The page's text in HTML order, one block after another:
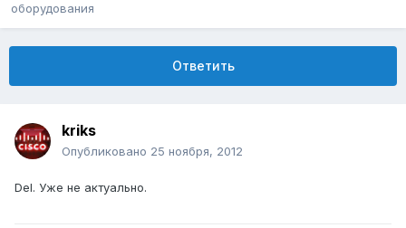
оборудования
Ответить
kriks
Опубликовано 25 ноября, 2012
Del. Уже не актуально.